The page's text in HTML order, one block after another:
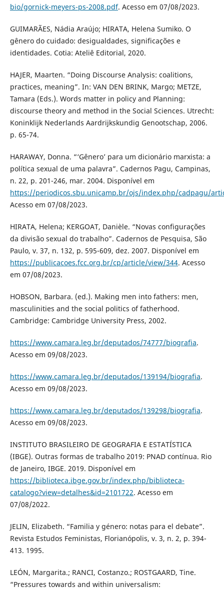
bio/gornick-meyers-ps-2008.pdf. Acesso em 07/08/2023.
GUIMARÃES, Nádia Araújo; HIRATA, Helena Sumiko. O
gênero do cuidado: desigualdades, significações e
identidades. Cotia: Ateliê Editorial, 2020.
HAJER, Maarten. “Doing Discourse Analysis: coalitions,
practices, meaning”. In: VAN DEN BRINK, Margo; METZE,
Tamara (Eds.). Words matter in policy and Planning:
discourse theory and method in the Social Sciences. Utrecht:
Koninklijk Nederlands Aardrijkskundig Genootschap, 2006.
p. 65-74.
HARAWAY, Donna. “‘Gênero’ para um dicionário marxista: a
política sexual de uma palavra”. Cadernos Pagu, Campinas,
n. 22, p. 201-246, mar. 2004. Disponível em
https://periodicos.sbu.unicamp.br/ojs/index.php/cadpagu/
Acesso em 07/08/2023.
HIRATA, Helena; KERGOAT, Danièle. “Novas configurações
da divisão sexual do trabalho”. Cadernos de Pesquisa, São
Paulo, v. 37, n. 132, p. 595-609, dez. 2007. Disponível em
https://publicacoes.fcc.org.br/cp/article/view/344. Acesso
em 07/08/2023.
HOBSON, Barbara. (ed.). Making men into fathers: men,
masculinities and the social politics of fatherhood.
Cambridge: Cambridge University Press, 2002.
https://www.camara.leg.br/deputados/74777/biografia.
Acesso em 09/08/2023.
https://www.camara.leg.br/deputados/139194/biografia.
Acesso em 09/08/2023.
https://www.camara.leg.br/deputados/139298/biografia.
Acesso em 09/08/2023.
INSTITUTO BRASILEIRO DE GEOGRAFIA E ESTATÍSTICA
(IBGE). Outras formas de trabalho 2019: PNAD contínua. Rio
de Janeiro, IBGE. 2019. Disponível em
https://biblioteca.ibge.gov.br/index.php/biblioteca-
catalogo?view=detalhes&id=2101722. Acesso em
07/08/2022.
JELIN, Elizabeth. “Familia y género: notas para el debate”.
Revista Estudos Feministas, Florianópolis, v. 3, n. 2, p. 394-
413. 1995.
LEÓN, Margarita.; RANCI, Costanzo.; ROSTGAARD, Tine.
“Pressures towards and within universalism: